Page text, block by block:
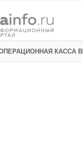
КАССА